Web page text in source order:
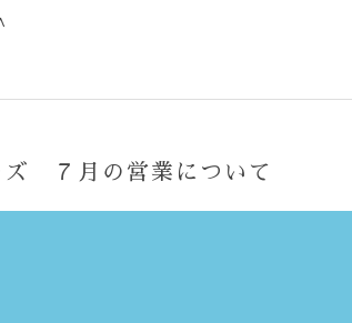
ズ ７月の営業について